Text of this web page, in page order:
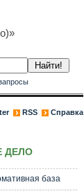
RSS Справка
ДЕЛО
база